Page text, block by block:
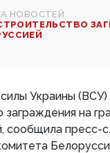
НОВОСТЕЙ
Украины (ВСУ)
заграждения на
сообщила пресс-